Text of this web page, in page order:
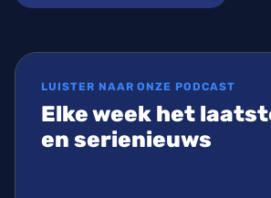
LUISTER NAAR ONZE PODCAST
Elke week het
en serienieuws